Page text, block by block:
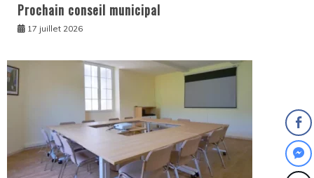
Prochain conseil municipal
17 juillet 2026